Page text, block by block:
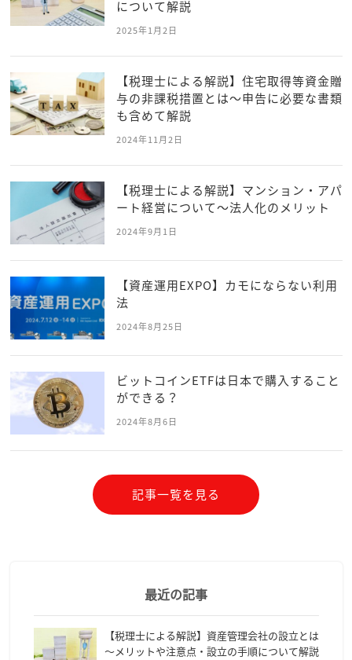
について解説
2025年1月2日
【税理士による解説】住宅取得等資金贈
与の非課税措置とは～申告に必要な書類
も含めて解説
2024年11月2日
【税理士による解説】マンション・アパ
ート経営について～法人化のメリット
2024年9月1日
【資産運用EXPO】カモにならない利用
法
2024年8月25日
ビットコインETFは日本で購入すること
ができる？
2024年8月6日
記事一覧を見る
最近の記事
【税理士による解説】資産管理会社の設立とは
～メリットや注意点・設立の手順について解説